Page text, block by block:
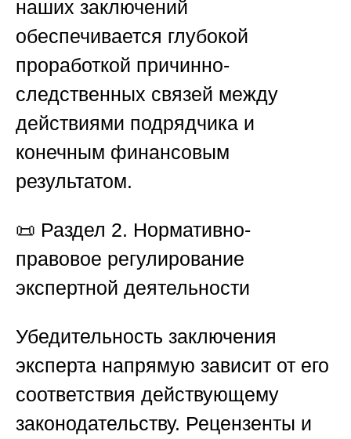
наших заключений
обеспечивается глубокой
проработкой причинно-
следственных связей между
действиями подрядчика и
конечным финансовым
результатом.
📜 Раздел 2. Нормативно-
правовое регулирование
экспертной деятельности
Убедительность заключения
эксперта напрямую зависит от его
соответствия действующему
законодательству. Рецензенты и